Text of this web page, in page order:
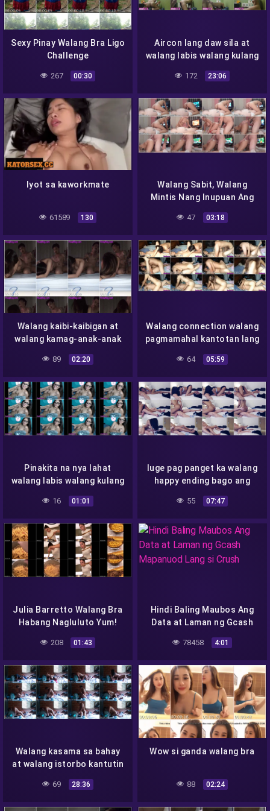
Sexy Pinay Walang Bra Ligo
Challenge
267 00:30
Aircon lang daw sila at
walang labis walang kulang
172 23:06
Iyot sa kaworkmate
61589 130
Walang Sabit, Walang
Mintis Nang Inupuan Ang
47 03:18
Walang kaibi-kaibigan at
walang kamag-anak-anak
89 02:20
Walang connection walang
pagmamahal kantotan lang
64 05:59
Pinakita na nya lahat
walang labis walang kulang
16 01:01
luge pag panget ka walang
happy ending bago ang
massageluge pag panget
ka walang happy ending
bago ang massage
55 07:47
Julia Barretto Walang Bra
Habang Nagluluto Yum!
208 01:43
Hindi Baling Maubos Ang
Data at Laman ng Gcash
Mapanuod Lang si Crush
78458 4:01
Walang kasama sa bahay
at walang istorbo kantutin
mo na
69 28:36
Wow si ganda walang bra
88 02:24